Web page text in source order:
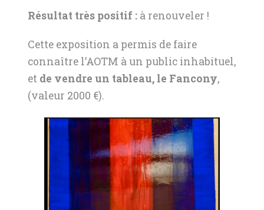
Résultat très positif : à renouveler !
Cette exposition a permis de faire
connaître l’AOTM à un public inhabituel,
et de vendre un tableau, le Fancony,
(valeur 2000 €).